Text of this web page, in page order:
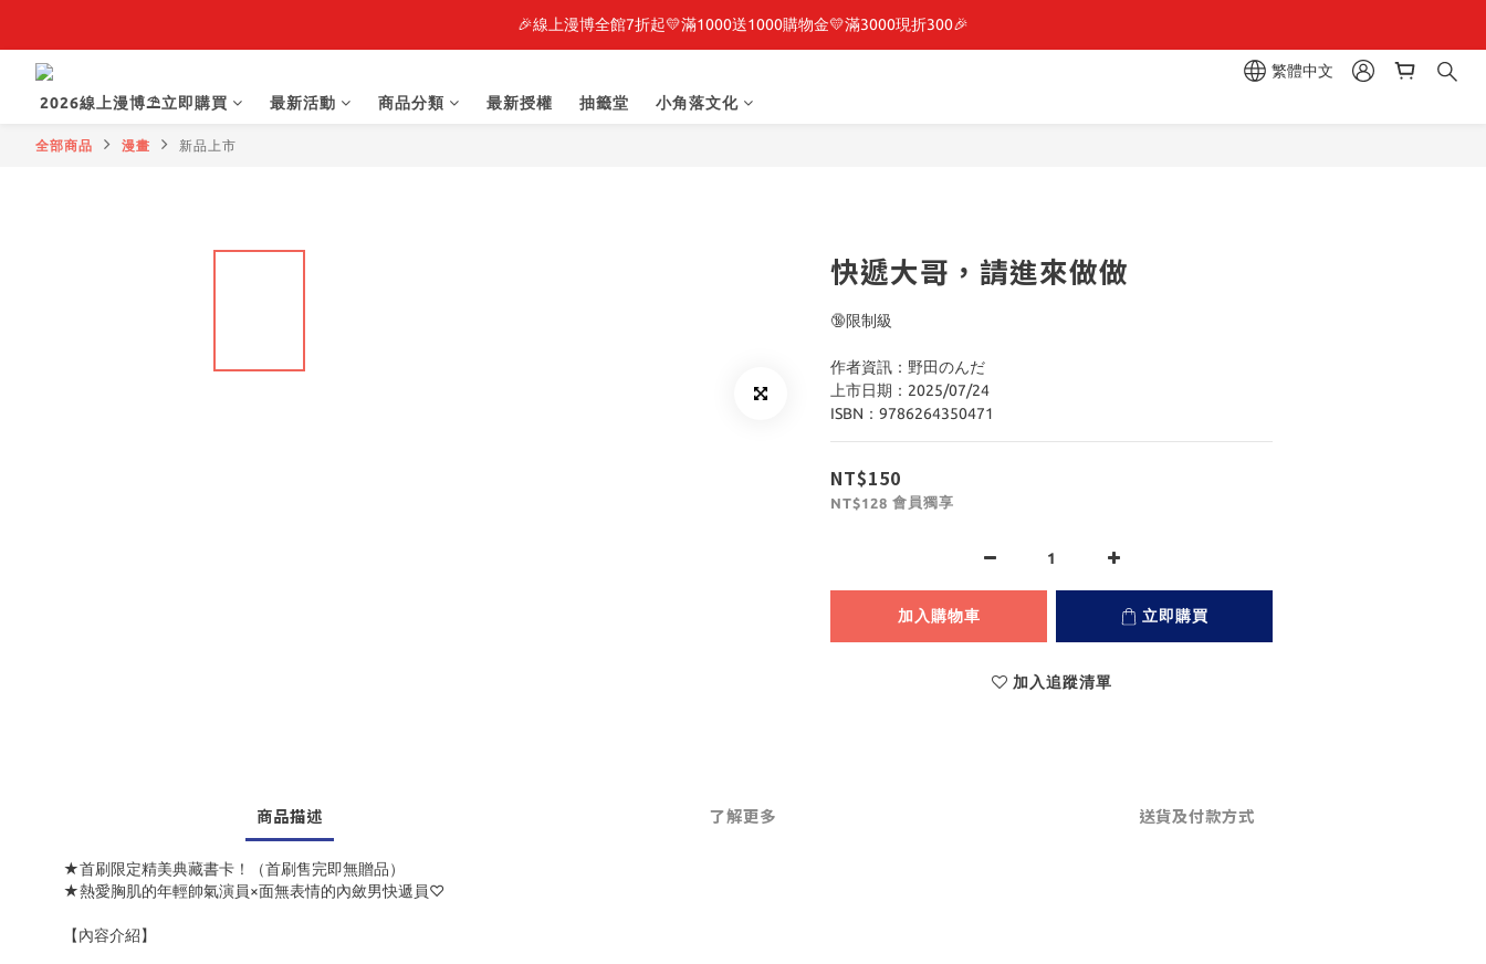
最新開賣🔥「全知讀者視角」 周邊商品
🎉線上漫博全館7折起💛滿1000送1000購物金💛滿3000現折300🎉
繁體中文
2026線上漫博⛱️立即購買
最新活動 商品分類 最新授權 抽籤堂 小角落文化
全部商品 漫畫 新品上市
快遞大哥，請進來做做
🔞限制級
作者資訊：野田のんだ
上市日期：2025/07/24
ISBN：9786264350471
NT$150
NT$128 會員獨享
加入購物車 立即購買
加入追蹤清單
商品描述 了解更多 送貨及付款方式
★首刷限定精美典藏書卡！（首刷售完即無贈品）
★熱愛胸肌的年輕帥氣演員×面無表情的內斂男快遞員♡
【內容介紹】